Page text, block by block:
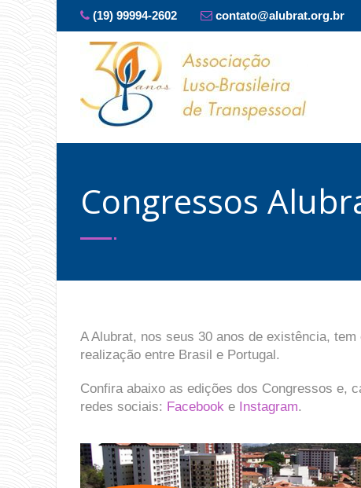
(19) 99994-2602 contato@alubrat.org.br
Congressos
A Alubrat, nos seus 30 anos de existência,
realização entre Brasil e Portugal.
Confira abaixo as edições dos Congressos e,
redes sociais: Facebook e Instagram.